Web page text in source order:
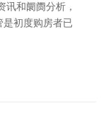
和阛阓分析，
是初度购房者已